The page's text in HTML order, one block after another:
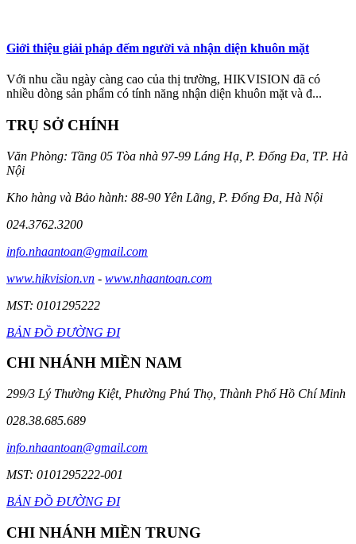
Giới thiệu giải pháp đếm người và nhận diện khuôn mặt
Với nhu cầu ngày càng cao của thị trường, HIKVISION đã có
nhiều dòng sản phẩm có tính năng nhận diện khuôn mặt và đ...
TRỤ SỞ CHÍNH
Văn Phòng: Tầng 05 Tòa nhà 97-99 Láng Hạ, P. Đống Đa, TP. Hà
Nội
Kho hàng và Bảo hành: 88-90 Yên Lãng, P. Đống Đa, Hà Nội
024.3762.3200
info.nhaantoan@gmail.com
www.hikvision.vn - www.nhaantoan.com
MST: 0101295222
BẢN ĐỒ ĐƯỜNG ĐI
CHI NHÁNH MIỀN NAM
299/3 Lý Thường Kiệt, Phường Phú Thọ, Thành Phố Hồ Chí Minh
028.38.685.689
info.nhaantoan@gmail.com
MST: 0101295222-001
BẢN ĐỒ ĐƯỜNG ĐI
CHI NHÁNH MIỀN TRUNG